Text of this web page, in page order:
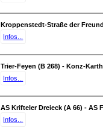
Kroppenstedt-Straße der
Infos...
Trier-Feyen (B 268) - Konz-
Infos...
AS Krifteler Dreieck (A 66) - AS
Infos...